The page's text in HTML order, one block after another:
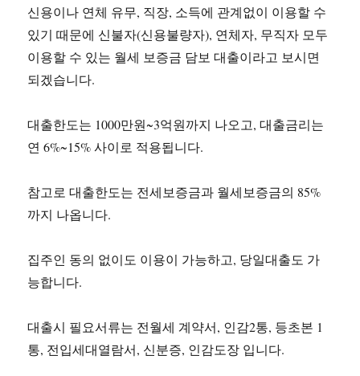
신용이나 연체 유무, 직장, 소득에 관계없이 이용할 수
있기 때문에 신불자(신용불량자), 연체자, 무직자 모두
이용할 수 있는 월세 보증금 담보 대출이라고 보시면
되겠습니다.
대출한도는 1000만원~3억원까지 나오고, 대출금리는
연 6%~15% 사이로 적용됩니다.
참고로 대출한도는 전세보증금과 월세보증금의 85%
까지 나옵니다.
집주인 동의 없이도 이용이 가능하고, 당일대출도 가
능합니다.
대출시 필요서류는 전월세 계약서, 인감2통, 등초본 1
통, 전입세대열람서, 신분증, 인감도장 입니다.